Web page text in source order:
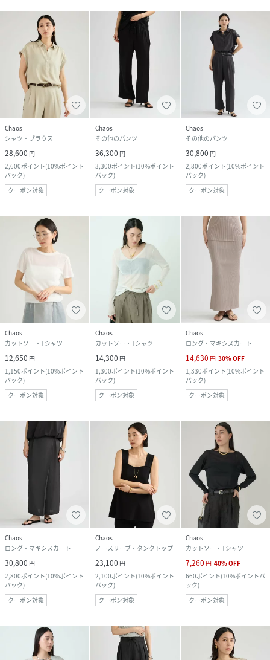
Chaos
シャツ・ブラウス
28,600 円
2,600ポイント(10%ポイント
バック)
クーポン対象
Chaos
その他のパンツ
36,300 円
3,300ポイント(10%ポイント
バック)
クーポン対象
Chaos
その他のパンツ
30,800 円
2,800ポイント(10%ポイント
バック)
クーポン対象
Chaos
カットソー・Tシャツ
12,650 円
1,150ポイント(10%ポイント
バック)
クーポン対象
Chaos
カットソー・Tシャツ
14,300 円
1,300ポイント(10%ポイント
バック)
クーポン対象
Chaos
ロング・マキシスカート
14,630 円 30%OFF
1,330ポイント(10%ポイント
バック)
クーポン対象
Chaos
ロング・マキシスカート
30,800 円
2,800ポイント(10%ポイント
バック)
クーポン対象
Chaos
ノースリーブ・タンクトップ
23,100 円
2,100ポイント(10%ポイント
バック)
クーポン対象
Chaos
カットソー・Tシャツ
7,260 円 40%OFF
660ポイント(10%ポイントバ
ック)
クーポン対象